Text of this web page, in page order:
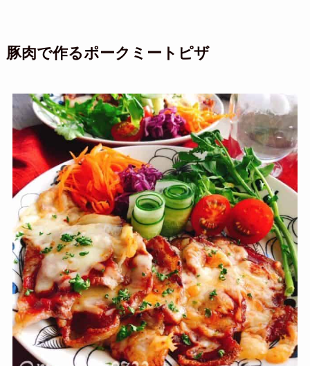
豚肉で作るポークミートピザ